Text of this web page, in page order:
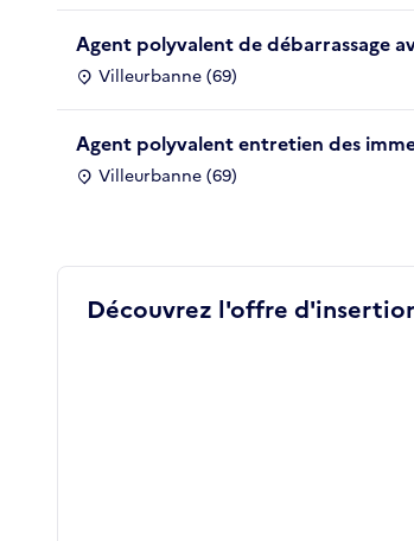
Agent polyvalent de débarrassage
Villeurbanne (69)
Agent polyvalent entretien des
Villeurbanne (69)
Découvrez l'offre